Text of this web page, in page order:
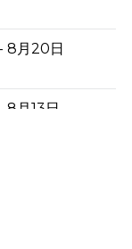
8月20日
8月13日